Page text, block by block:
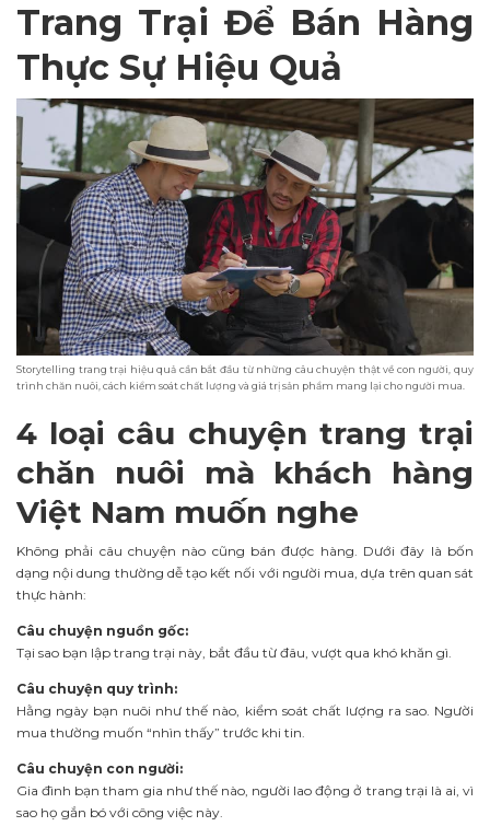
Trang Trại Để Bán Hàng
Thực Sự Hiệu Quả
Storytelling trang trại hiệu quả cần bắt đầu từ những câu chuyện thật về con người, quy
trình chăn nuôi, cách kiểm soát chất lượng và giá trị sản phẩm mang lại cho người mua.
4 loại câu chuyện trang trại
chăn nuôi mà khách hàng
Việt Nam muốn nghe
Không phải câu chuyện nào cũng bán được hàng. Dưới đây là bốn
dạng nội dung thường dễ tạo kết nối với người mua, dựa trên quan sát
thực hành:
Câu chuyện nguồn gốc:
Tại sao bạn lập trang trại này, bắt đầu từ đâu, vượt qua khó khăn gì.
Câu chuyện quy trình:
Hằng ngày bạn nuôi như thế nào, kiểm soát chất lượng ra sao. Người
mua thường muốn “nhìn thấy” trước khi tin.
Câu chuyện con người:
Gia đình bạn tham gia như thế nào, người lao động ở trang trại là ai, vì
sao họ gắn bó với công việc này.